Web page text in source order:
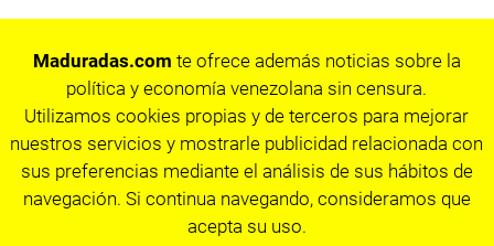
Maduradas.com te ofrece además noticias sobre la
política y economía venezolana sin censura.
Utilizamos cookies propias y de terceros para mejorar
nuestros servicios y mostrarle publicidad relacionada con
sus preferencias mediante el análisis de sus hábitos de
navegación. Si continua navegando, consideramos que
acepta su uso.